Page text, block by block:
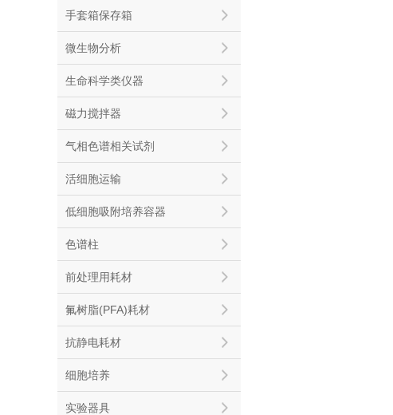
手套箱保存箱
微生物分析
生命科学类仪器
磁力搅拌器
气相色谱相关试剂
活细胞运输
低细胞吸附培养容器
色谱柱
前处理用耗材
氟树脂(PFA)耗材
抗静电耗材
细胞培养
实验器具